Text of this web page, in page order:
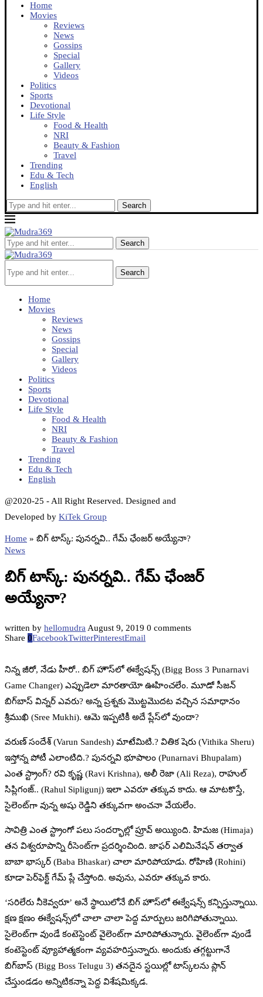
Home
Movies
Reviews
News
Gossips
Special
Gallery
Videos
Politics
Sports
Devotional
Life Style
Food & Health
NRI
Beauty & Fashion
Travel
Trending
Edu & Tech
English
Search
Search
Search
Home
Movies
Reviews
News
Gossips
Special
Gallery
Videos
Politics
Sports
Devotional
Life Style
Food & Health
NRI
Beauty & Fashion
Travel
Trending
Edu & Tech
English
@2020-25 - All Right Reserved. Designed and
Developed by KiTek Group
Home » బిగ్‌ టాస్క్‌: పునర్నవి.. గేమ్‌ ఛేంజర్‌ అయ్యేనా?
News
బిగ్‌ టాస్క్‌: పునర్నవి.. గేమ్‌ ఛేంజర్‌
అయ్యేనా?
written by hellomudra August 9, 2019 0 comments
Share 0FacebookTwitterPinterestEmail
నిన్న జీరో, నేడు హీరో.. బిగ్‌ హౌస్‌లో ఈక్వేషన్స్‌ (Bigg Boss 3 Punarnavi
Game Changer) ఎప్పుడెలా మారతాయో ఊహించలేం. మూడో సీజన్‌
బిగ్‌బాస్‌ విన్నర్‌ ఎవరు? అన్న ప్రశ్నకు మొట్టమొదట వచ్చిన సమాధానం
శ్రీముఖి (Sree Mukhi). ఆమె ఇప్పటికీ అదే ప్లేస్‌లో వుందా?
వరుణ్‌ సందేశ్‌ (Varun Sandesh) మాటేమిటి.? వితిక షెరు (Vithika Sheru)
ఇస్తోన్న పోటీ ఎలాంటిది.? పునర్నవి భూపాలం (Punarnavi Bhupalam)
ఎంత స్ట్రాంగ్‌? రవి కృష్ణ (Ravi Krishna), అలీ రెజా (Ali Reza), రాహుల్‌
సిప్లిగంజ్‌.. (Rahul Sipligunj) ఇలా ఎవరూ తక్కువ కాదు. ఆ మాటకొస్తే,
సైలెంట్‌గా వున్న అషు రెడ్డిని తక్కువగా అంచనా వేయలేం.
సావిత్రి ఎంత స్ట్రాంగో పలు సందర్భాల్లో ప్రూవ్‌ అయ్యింది. హిమజ (Himaja)
తన విశ్వరూపాన్ని రీసెంట్‌గా ప్రదర్శించింది. జాఫర్‌ ఎలిమినేషన్‌ తర్వాత
బాబా భాస్కర్‌ (Baba Bhaskar) చాలా మారిపోయాడు. రోహిణి (Rohini)
కూడా పెర్‌ఫెక్ట్‌ గేమ్‌ ప్లే చేస్తోంది. అవును, ఎవరూ తక్కువ కారు.
‘సరిలేరు నీకెవ్వరూ’ అనే స్థాయిలోనే బిగ్‌ హౌస్‌లో ఈక్వేషన్స్‌ కన్పిస్తున్నాయి.
క్షణ క్షణం ఈక్వేషన్స్‌లో చాలా చాలా పెద్ద మార్పులు జరిగిపోతున్నాయి.
సైలెంట్‌గా వుండే కంటెస్టెంట్‌ వైలెంట్‌గా మారిపోతున్నారు. వైలెంట్‌గా వుండే
కంటెస్టెంట్‌ వ్యూహాత్మకంగా వ్యవహరిస్తున్నారు. అందుకు తగ్గట్టుగానే
బిగ్‌బాస్‌ (Bigg Boss Telugu 3) తనదైన స్టయిల్లో టాస్క్‌లను ప్లాన్‌
చేస్తుండడం అన్నిటికన్నా పెద్ద విశేషమిక్కడ.